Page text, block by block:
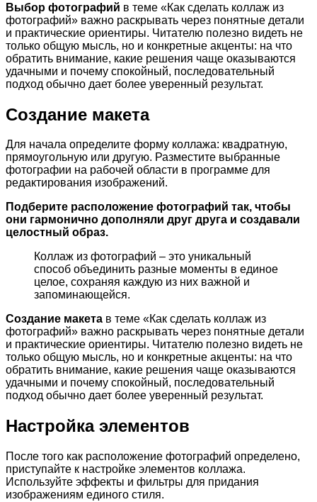
Выбор фотографий в теме «Как сделать коллаж из
фотографий» важно раскрывать через понятные детали
и практические ориентиры. Читателю полезно видеть не
только общую мысль, но и конкретные акценты: на что
обратить внимание, какие решения чаще оказываются
удачными и почему спокойный, последовательный
подход обычно дает более уверенный результат.
Создание макета
Для начала определите форму коллажа: квадратную,
прямоугольную или другую. Разместите выбранные
фотографии на рабочей области в программе для
редактирования изображений.
Подберите расположение фотографий так, чтобы
они гармонично дополняли друг друга и создавали
целостный образ.
Коллаж из фотографий – это уникальный
способ объединить разные моменты в единое
целое, сохраняя каждую из них важной и
запоминающейся.
Создание макета в теме «Как сделать коллаж из
фотографий» важно раскрывать через понятные детали
и практические ориентиры. Читателю полезно видеть не
только общую мысль, но и конкретные акценты: на что
обратить внимание, какие решения чаще оказываются
удачными и почему спокойный, последовательный
подход обычно дает более уверенный результат.
Настройка элементов
После того как расположение фотографий определено,
приступайте к настройке элементов коллажа.
Используйте эффекты и фильтры для придания
изображениям единого стиля.